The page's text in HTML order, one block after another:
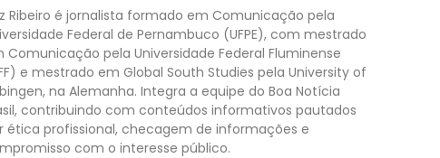
Ribeiro é jornalista formado em Comunicação pela
Federal de Pernambuco (UFPE), com mestrado
Comunicação pela Universidade Federal Fluminense
e mestrado em Global South Studies pela University of
na Alemanha. Integra a equipe do Boa Notícia
contribuindo com conteúdos informativos pautados
ética profissional, checagem de informações e
com o interesse público.